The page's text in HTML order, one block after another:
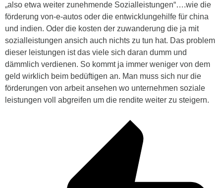
„also etwa weiter zunehmende Sozialleistungen“….wie die
förderung von-e-autos oder die entwicklungehilfe für china
und indien. Oder die kosten der zuwanderung die ja mit
sozialleistungen ansich auch nichts zu tun hat. Das problem
dieser leistungen ist das viele sich daran dumm und
dämmlich verdienen. So kommt ja immer weniger von dem
geld wirklich beim bedüftigen an. Man muss sich nur die
förderungen von arbeit ansehen wo unternehmen soziale
leistungen voll abgreifen um die rendite weiter zu steigern.